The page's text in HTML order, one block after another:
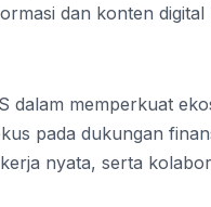
dan konten
dalam memperkuat
pada dukungan
nyata, serta